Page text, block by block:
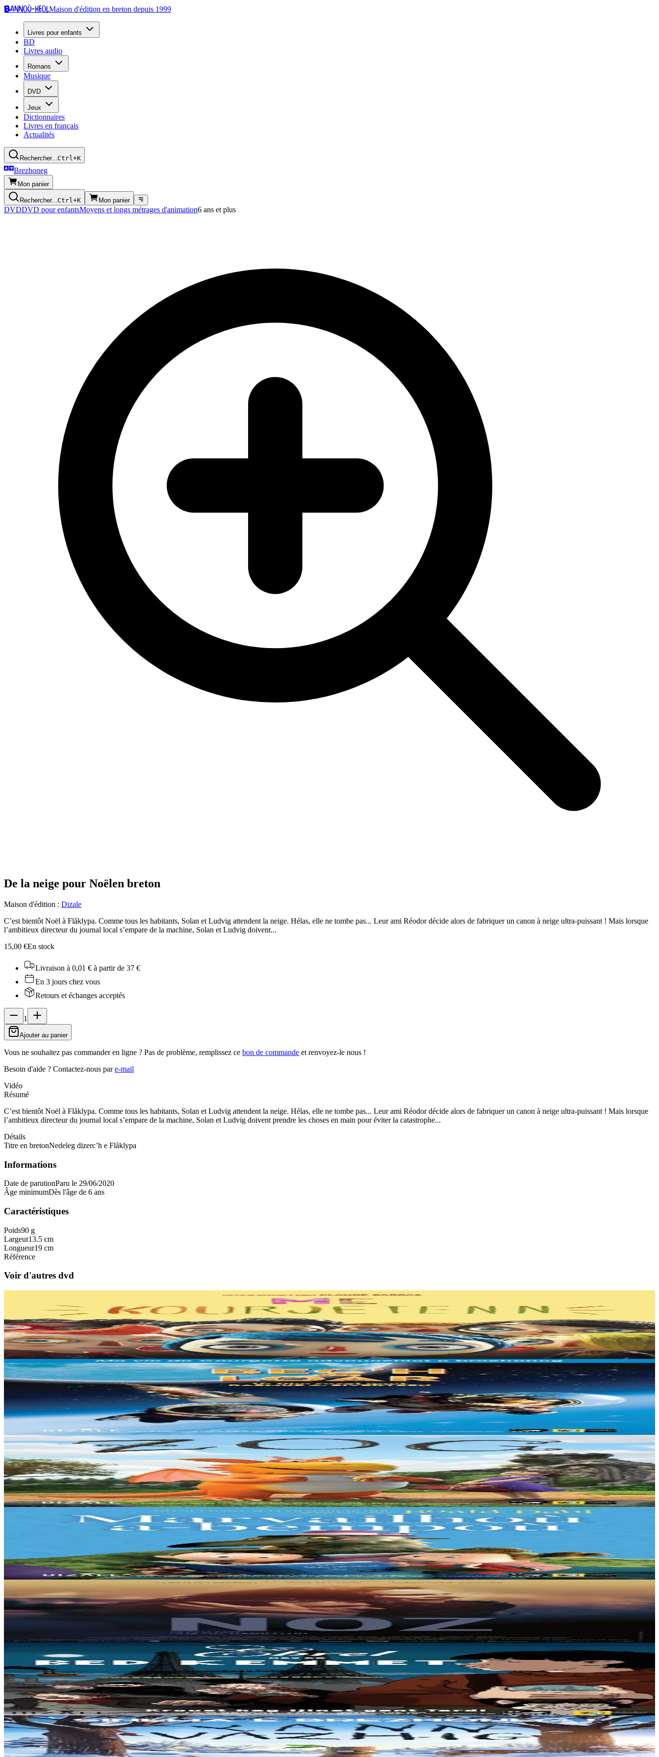
Bannoù-heolMaison d'édition en breton depuis 1999
Livres pour enfants
BD
Livres audio
Romans
Musique
DVD
Jeux
Dictionnaires
Livres en français
Actualités
Rechercher...Ctrl+K
Brezhoneg
Mon panier
Rechercher...Ctrl+K Mon panier
DVDDVD pour enfantsMoyens et longs métrages d'animation6 ans et plus
De la neige pour Noëlen breton
Maison d'édition : Dizale
C’est bientôt Noël à Flåklypa. Comme tous les habitants, Solan et Ludvig attendent la neige. Hélas, elle ne tombe pas... Leur ami Réodor décide alors de fabriquer un canon à neige ultra-puissant ! Mais lorsque
l’ambitieux directeur du journal local s’empare de la machine, Solan et Ludvig doivent...
15,00 €En stock
Livraison à 0,01 € à partir de 37 €
En 3 jours chez vous
Retours et échanges acceptés
1
Ajouter au panier
Vous ne souhaitez pas commander en ligne ? Pas de problème, remplissez ce bon de commande et renvoyez-le nous !
Besoin d'aide ? Contactez-nous pare-mail
Vidéo
Résumé
C’est bientôt Noël à Flåklypa. Comme tous les habitants, Solan et Ludvig attendent la neige. Hélas, elle ne tombe pas... Leur ami Réodor décide alors de fabriquer un canon à neige ultra-puissant ! Mais lorsque
l’ambitieux directeur du journal local s’empare de la machine, Solan et Ludvig doivent prendre les choses en main pour éviter la catastrophe...
Détails
Titre en bretonNedeleg dizerc’h e Flåklypa
Informations
Date de parutionParu le 29/06/2020
Âge minimumDès l'âge de 6 ans
Caractéristiques
Poids90 g
Largeur13.5 cm
Longueur19 cm
Référence
Voir d'autres dvd
Ma vie de Courgette
Courgette n’a rien d’un légume, c’est un vaillant petit garçon. Il croit qu’il est seul au monde quand il perd sa mère. Mais c’est sans compter sur les...
En stock12,00 €
3 ans et plus
Dizale
Månsken i Flåklypa (Le Voyage dans la Lune)
Tous les pays du monde rêvent d’atteindre la Lune pour y planter leur drapeau. Solan et Ludvig décident de tenter leur chance à bord de la fusée construite par Féodor....
15,00 €
3 ans et plus
Dizale
Zog
Zog est un jeune dragon passionné mais maladroit. À l'école des dragons, il apprend à voler, à rugir, à cracher du feu et à combattre. Et enfin, pour parachever...
En stock15,00 €
Comment réinventer les contes de fées avec humour et intelligence... Imaginons que Le Petit Chaperon Rouge et Blanche-Neige soient de vieilles copines......
En stock15,00 €
Noz
Mael a quinze ans quand il fait la connaissance de Kevin, un ami de jeunesse de sa mère, récemment revenu à Brest. Mais cette rencontre bouleverse Liza qui...
En stock15,00 €
Avril et le monde truqué
1941. Le monde est radicalement différent de celui décrit par l’Histoire habituelle. Napoléon V règne sur la France, où, comme partout sur le globe, depuis 70...
En stock15,00 €
2 ans et plus
Dizale
Monsieur Bout-de-Bois